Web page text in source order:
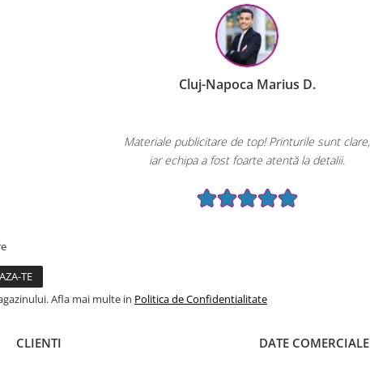
Cluj-Napoca Marius D.
Materiale publicitare de top! Printurile sunt clare,
iar echipa a fost foarte atentă la detalii.
Afla mai multe in Politica de Confidentialitate
CLIENTI DATE COMERCIALE